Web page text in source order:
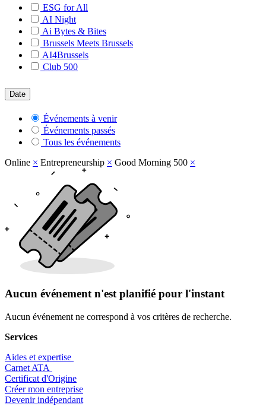
ESG for All
AI Night
Ai Bytes & Bites
Brussels Meets Brussels
AI4Brussels
Club 500
Date
Événements à venir
Événements passés
Tous les événements
Online × Entrepreneurship × Good Morning 500 ×
Aucun événement n'est planifié pour l'instant
Aucun événement ne correspond à vos critères de recherche.
Services
Aides et expertise
​Carnet ATA
Certificat d'Origine
Créer mon entreprise
Devenir indépendant